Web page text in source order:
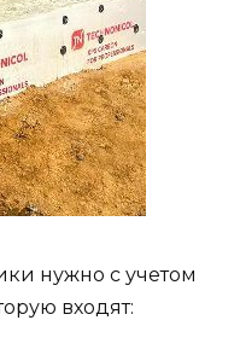
нужно с учетом
входят: